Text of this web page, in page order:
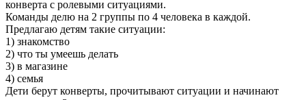
конверта с ролевыми ситуациями.
Команды делю на 2 группы по 4 человека в каждой.
Предлагаю детям такие ситуации:
1) знакомство
2) что ты умеешь делать
3) в магазине
4) семья
Дети берут конверты, прочитывают ситуации и начинают